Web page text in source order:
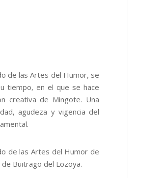
de las Artes del Humor, se
tiempo, en el que se hace
creativa de Mingote. Una
agudeza y vigencia del
de las Artes del Humor de
de Buitrago del Lozoya.